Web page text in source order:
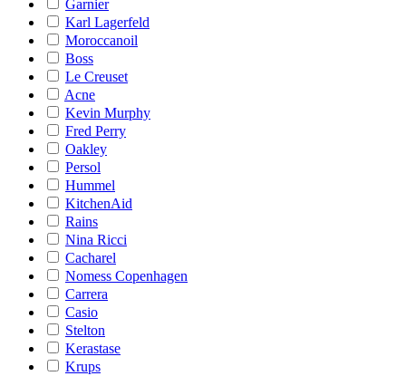
Garnier
Karl Lagerfeld
Moroccanoil
Boss
Le Creuset
Acne
Kevin Murphy
Fred Perry
Oakley
Persol
Hummel
KitchenAid
Rains
Nina Ricci
Cacharel
Nomess Copenhagen
Carrera
Casio
Stelton
Kerastase
Krups